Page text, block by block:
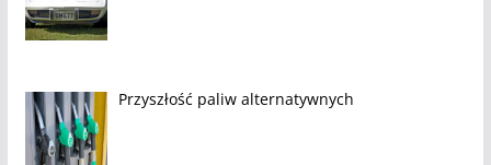
Przyszłość paliw alternatywnych